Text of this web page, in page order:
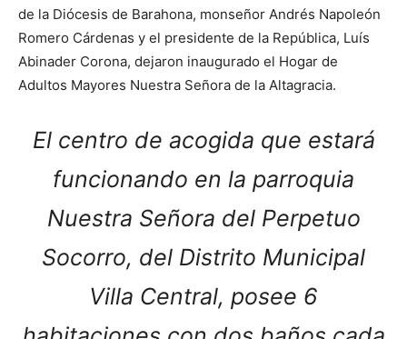
de la Diócesis de Barahona, monseñor Andrés Napoleón
Romero Cárdenas y el presidente de la República, Luís
Abinader Corona, dejaron inaugurado el Hogar de
Adultos Mayores Nuestra Señora de la Altagracia.
El centro de acogida que estará
funcionando en la parroquia
Nuestra Señora del Perpetuo
Socorro, del Distrito Municipal
Villa Central, posee 6